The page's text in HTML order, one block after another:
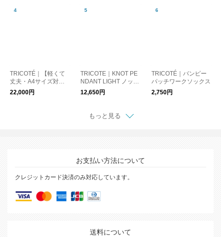
TRICOTÉ｜【軽くて
丈夫・A4サイズ対
応】チェッカーライン
2WAYトート
22,000円
TRICOTE｜KNOT PE
NDANT LIGHT ノット
ペンダントライト
12,650円
TRICOTÉ｜バンピー
パッチワークソックス
2,750円
もっと見る
お支払い方法について
クレジットカード決済のみ対応しています。
送料について